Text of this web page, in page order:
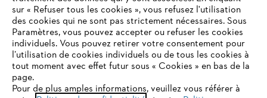
Politique de protection des données
N'EST PLUS PRIS EN CHARGE
Vous utilisez un navigateur Internet que nous ne prenons plus
en charge, et certaines fonctionnalités de notre site ne
peuvent fonctionner correctement. Pour une utilisation
optimale de notre site, nous vous recommandons de passer à
sur « Refuser tous les cookies », vous refusez l'utilisation
des cookies qui ne sont pas strictement nécessaires. Sous
Paramètres, vous pouvez accepter ou refuser les cookies
individuels. Vous pouvez retirer votre consentement pour
l’utilisation de cookies individuels ou de tous les cookies à
tout moment avec effet futur sous « Cookies » en bas de la
page.
Pour de plus amples informations, veuillez vous référer à